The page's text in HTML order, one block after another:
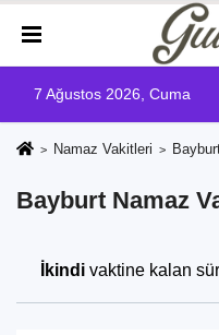
7 Ağustos 2026, Cuma
Namaz Vakitleri
Bayburt Namaz
İkindivaktine kalan